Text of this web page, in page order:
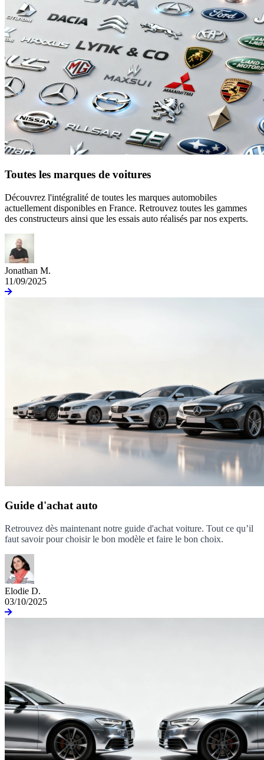
Toutes les marques de voitures
Découvrez l'intégralité de toutes les marques automobiles
actuellement disponibles en France. Retrouvez toutes les gammes
des constructeurs ainsi que les essais auto réalisés par nos experts.
Jonathan M.
11/09/2025
Guide d'achat auto
Retrouvez dès maintenant notre guide d'achat voiture. Tout ce qu’il
faut savoir pour choisir le bon modèle et faire le bon choix.
Elodie D.
03/10/2025